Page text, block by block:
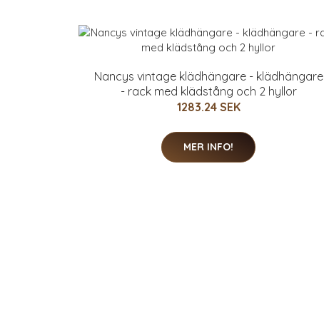
Nancys vintage klädhängare - klädhängare
- rack med klädstång och 2 hyllor
1283.24 SEK
MER INFO!